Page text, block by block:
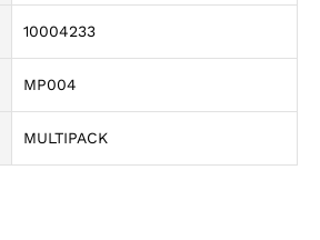
10004233
MP004
MULTIPACK